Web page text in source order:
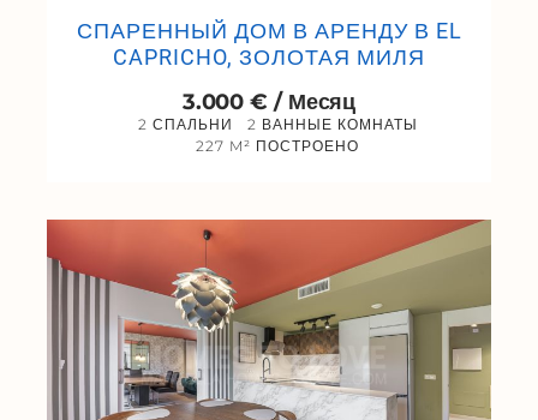
СПАРЕННЫЙ ДОМ В АРЕНДУ В EL
CAPRICHO, ЗОЛОТАЯ МИЛЯ
3.000 € / Месяц
2 СПАЛЬНИ
2 ВАННЫЕ КОМНАТЫ
227 M² ПОСТРОЕНО